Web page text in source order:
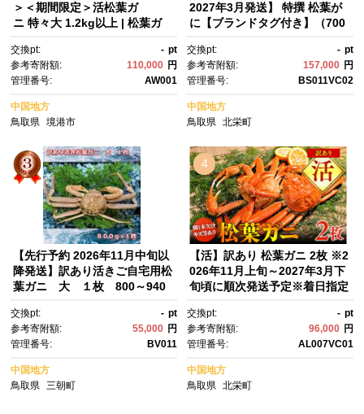
＞＜期間限定＞活松葉ガ
ニ 特々大 1.2kg以上 | 松葉ガ
に ズワイガニ ずわいがに 蟹 か
に カニ 特々大 特大 大型 カニ
姿 丸ごと 生 新鮮 海鮮 魚介 魚
介類 高級食材 贅沢食材 産地直
送 カニ刺し 刺身 カニ鍋 味
噌 冬限定 期間限定 冷蔵 お取り
寄せ グルメ 人気 おすすめ ギフ
ト 贈り物 国産 境港産 鳥取
県 境港市
交換pt: - pt
参考寄附額:
110,000 円
管理番号:
AW001
中国地方
鳥取県
境港市
2027年3月発送】 特撰 松葉が
に【ブランドタグ付き】（700
付き 生 ナマ かに 松葉ガニ 松
葉蟹 訳あり カニ味噌 みそ 家庭
用 鳥取県産 北栄町 おすすめ 人
気】
交換pt: - pt
参考寄附額:
157,000 円
管理番号:
BS011VC02
中国地方
鳥取県 北栄町
【先行予約 2026年11月中旬以
降発送】訳あり活きご自宅用松
葉ガニ 大 １枚 800～940
ワイガニ 松葉ガニ カニ 蟹 か
に 生 カニ鍋 かに鍋 鍋 かにし
ゃぶ かにみそ 期間限定 送料無
料 鳥取県 三朝町
交換pt: - pt
参考寄附額:
55,000 円
管理番号:
BV011
中国地方
鳥取県
三朝町
4
【活】訳あり 松葉ガニ 2枚 ※2
026年11月上旬～2027年3月下
旬頃に順次発送予定※着日指定
蟹 訳あり 家庭用 鳥取県産 北栄
町 おすすめ 人気
交換pt: - pt
参考寄附額:
96,000 円
管理番号:
AL007VC01
中国地方
鳥取県 北栄町